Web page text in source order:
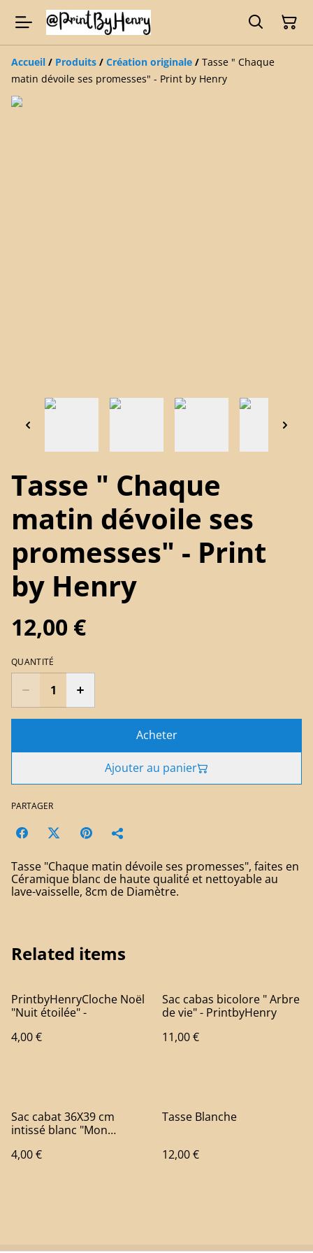
Accueil / Produits / Création originale / Tasse " Chaque
matin dévoile ses promesses" - Print by Henry
Tasse " Chaque
matin dévoile ses
promesses" - Print
by Henry
12,00 €
QUANTITÉ
Acheter
Ajouter au panier
PARTAGER
Tasse "Chaque matin dévoile ses promesses", faites en
Céramique blanc de haute qualité et nettoyable au
lave-vaisselle, 8cm de Diamètre.
Related items
PrintbyHenryCloche Noël
"Nuit étoilée" -
4,00 €
Sac cabas bicolore " Arbre
de vie" - PrintbyHenry
11,00 €
Sac cabat 36X39 cm
intissé blanc "Mon
4,00 €
Tasse Blanche
12,00 €